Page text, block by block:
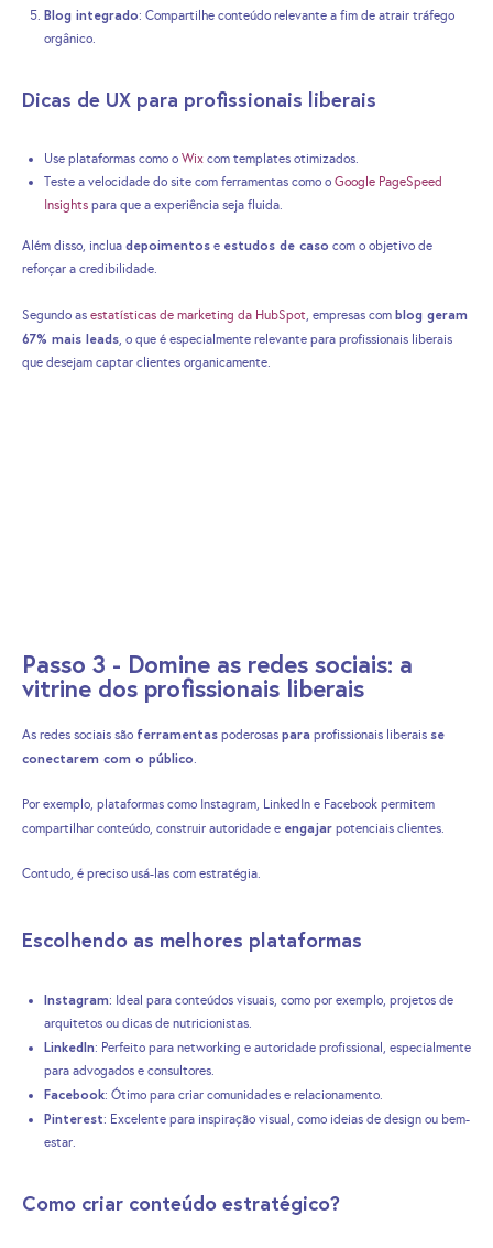
Blog integrado: Compartilhe conteúdo relevante a fim de atrair tráfego
orgânico.
Dicas de UX para profissionais liberais
Use plataformas como o Wix com templates otimizados.
Teste a velocidade do site com ferramentas como o Google PageSpeed
Insights para que a experiência seja fluida.
Além disso, inclua depoimentos e estudos de caso com o objetivo de
reforçar a credibilidade.
Segundo as estatísticas de marketing da HubSpot, empresas com blog geram
67% mais leads, o que é especialmente relevante para profissionais liberais
que desejam captar clientes organicamente.
Passo 3 - Domine as redes sociais: a
vitrine dos profissionais liberais
As redes sociais são ferramentas poderosas para profissionais liberais se
conectarem com o público.
Por exemplo, plataformas como Instagram, LinkedIn e Facebook permitem
compartilhar conteúdo, construir autoridade e engajar potenciais clientes.
Contudo, é preciso usá-las com estratégia.
Escolhendo as melhores plataformas
Instagram: Ideal para conteúdos visuais, como por exemplo, projetos de
arquitetos ou dicas de nutricionistas.
LinkedIn: Perfeito para networking e autoridade profissional, especialmente
para advogados e consultores.
Facebook: Ótimo para criar comunidades e relacionamento.
Pinterest: Excelente para inspiração visual, como ideias de design ou bem-
estar.
Como criar conteúdo estratégico?